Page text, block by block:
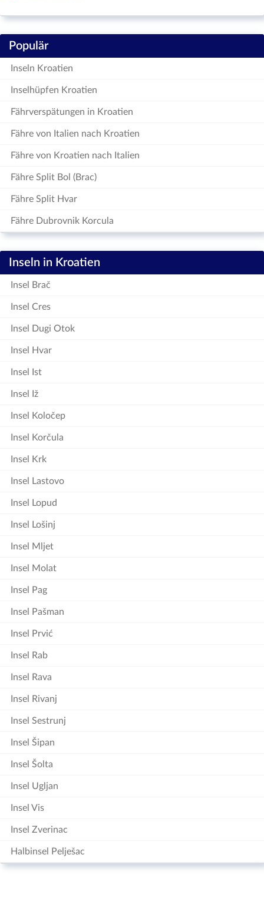
Populär
Inseln Kroatien
Inselhüpfen Kroatien
Fährverspätungen in Kroatien
Fähre von Italien nach Kroatien
Fähre von Kroatien nach Italien
Fähre Split Bol (Brac)
Fähre Split Hvar
Fähre Dubrovnik Korcula
Inseln in Kroatien
Insel Brač
Insel Cres
Insel Dugi Otok
Insel Hvar
Insel Ist
Insel Iž
Insel Koločep
Insel Korčula
Insel Krk
Insel Lastovo
Insel Lopud
Insel Lošinj
Insel Mljet
Insel Molat
Insel Pag
Insel Pašman
Insel Prvić
Insel Rab
Insel Rava
Insel Rivanj
Insel Sestrunj
Insel Šipan
Insel Šolta
Insel Ugljan
Insel Vis
Insel Zverinac
Halbinsel Pelješac